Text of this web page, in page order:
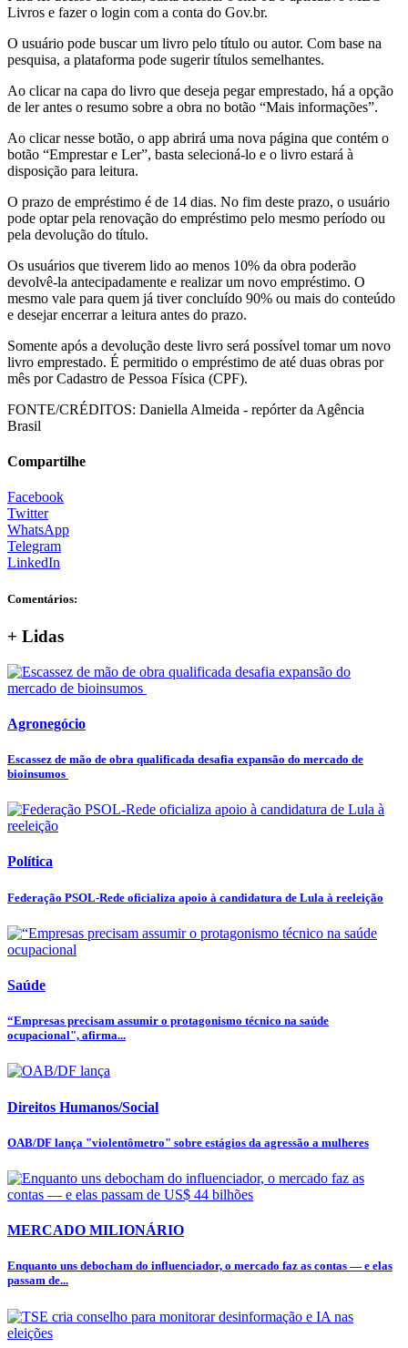
Livros e fazer o login com a conta do Gov.br.
O usuário pode buscar um livro pelo título ou autor. Com base na
pesquisa, a plataforma pode sugerir títulos semelhantes.
Ao clicar na capa do livro que deseja pegar emprestado, há a opção
de ler antes o resumo sobre a obra no botão “Mais informações”.
Ao clicar nesse botão, o app abrirá uma nova página que contém o
botão “Emprestar e Ler”, basta selecioná-lo e o livro estará à
disposição para leitura.
O prazo de empréstimo é de 14 dias. No fim deste prazo, o usuário
pode optar pela renovação do empréstimo pelo mesmo período ou
pela devolução do título.
Os usuários que tiverem lido ao menos 10% da obra poderão
devolvê-la antecipadamente e realizar um novo empréstimo. O
mesmo vale para quem já tiver concluído 90% ou mais do conteúdo
e desejar encerrar a leitura antes do prazo.
Somente após a devolução deste livro será possível tomar um novo
livro emprestado. É permitido o empréstimo de até duas obras por
mês por Cadastro de Pessoa Física (CPF).
FONTE/CRÉDITOS: Daniella Almeida - repórter da Agência
Brasil
Compartilhe
Facebook
Twitter
WhatsApp
Telegram
LinkedIn
Comentários:
+ Lidas
Agronegócio
Escassez de mão de obra qualificada desafia expansão do mercado de
bioinsumos
Política
Federação PSOL-Rede oficializa apoio à candidatura de Lula à reeleição
Saúde
“Empresas precisam assumir o protagonismo técnico na saúde
ocupacional", afirma...
Direitos Humanos/Social
OAB/DF lança "violentômetro" sobre estágios da agressão a mulheres
MERCADO MILIONÁRIO
Enquanto uns debocham do influenciador, o mercado faz as contas — e elas
passam de...